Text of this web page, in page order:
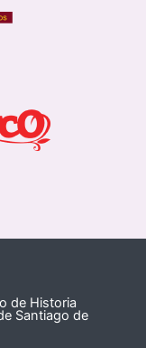
de Historia
Santiago de